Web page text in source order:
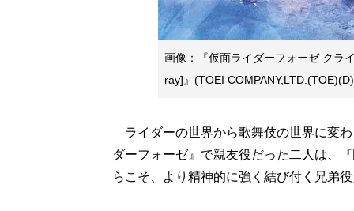
画像：『仮面ライダーフォーゼ クラ
ray]』(TOEI
ライダーの世界から歌舞伎の世界に変
ダーフォーゼ』で親友役だった二人は、
らこそ、より精神的に強く結び付く兄弟